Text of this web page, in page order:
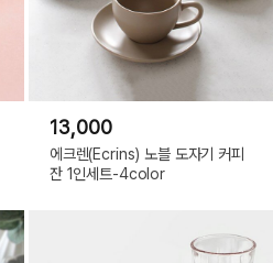
13,000
에크렌(Ecrins) 노블 도자기 커피
잔 1인세트-4color